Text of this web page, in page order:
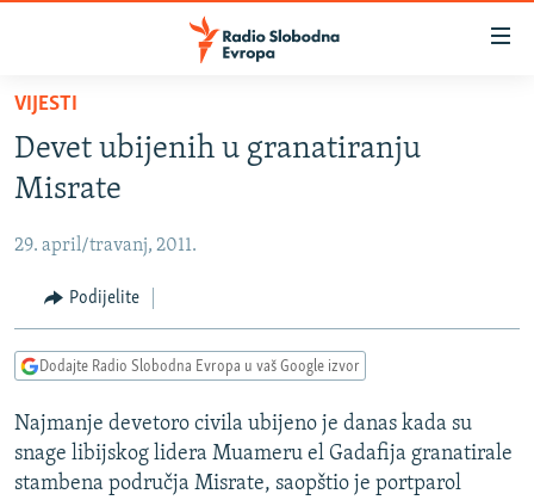
Pređite
glavni
sadržaj
na
navigaciju
Pređite
na
BOSNA I HERCEGOVINA
KOSOVO
CRNA GORA
VIDEO
FOTOGALERIJE
INFOGRAFIKE
PODCASTI
RAT U UKRAJINI
KINA NA BALKANU
VIJESTI
Devet ubijenih u granatiranju
Misrate
29. april/travanj, 2011.
Podijelite
Dodajte Radio Slobodna Evropa u vaš Google izvor
Najmanje devetoro civila ubijeno je danas kada su
snage libijskog lidera Muameru el Gadafija granatirale
stambena područja Misrate, saopštio je portparol